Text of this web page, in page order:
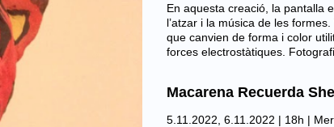
En aquesta creació, la pantalla
l’atzar i la música de les
que canvien de forma i color
forces electrostàtiques.
Macarena Recuerda
5.11.2022, 6.11.2022 | 18h |